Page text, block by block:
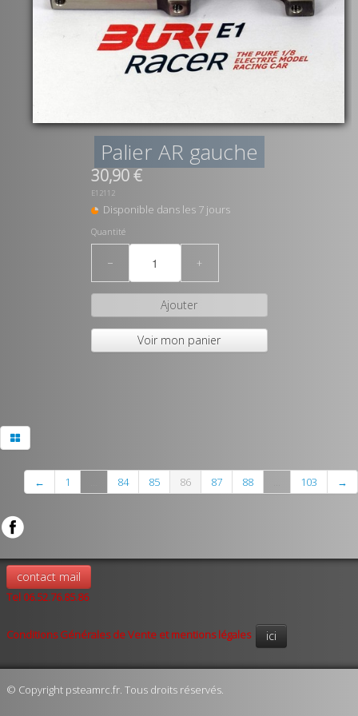
Palier AR gauche
30,90 €
E12112
Disponible dans les 7 jours
Quantité
− +
Ajouter
Voir mon panier
← 1 84 85 86 87 88 103 →
contact mail
Tel 06.52.76.85.86
Conditions Générales de Vente et mentions légales ici
© Copyright psteamrc.fr. Tous droits réservés.